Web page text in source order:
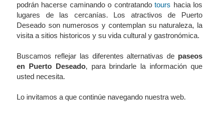
podrán hacerse caminando o contratandotours hacia los
lugares de las cercanías. Los atractivos de Puerto
Deseado son numerosos y contemplan su naturaleza, la
visita a sitios historicos y su vida cultural y gastronómica.
Buscamos reflejar las diferentes alternativas de paseos
en Puerto Deseado, para brindarle la información que
usted necesita.
Lo invitamos a que continúe navegando nuestra web.